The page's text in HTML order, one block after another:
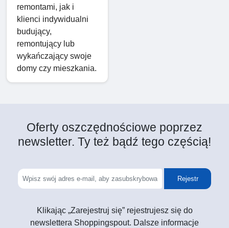
remontami, jak i
klienci indywidualni
budujący,
remontujący lub
wykańczający swoje
domy czy mieszkania.
Oferty oszczędnościowe poprzez
newsletter. Ty też bądź tego częścią!
Rejestr
Klikając „Zarejestruj się” rejestrujesz się do
newslettera Shoppingspout. Dalsze informacje